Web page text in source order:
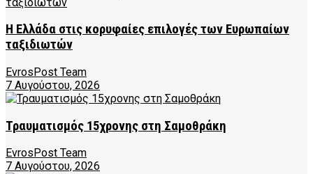
Η Ελλάδα στις κορυφαίες επιλογές των Ευρωπαίων
ταξιδιωτών
EvrosPost Team
7 Αυγούστου, 2026
Τραυματισμός 15χρονης στη Σαμοθράκη
EvrosPost Team
7 Αυγούστου, 2026